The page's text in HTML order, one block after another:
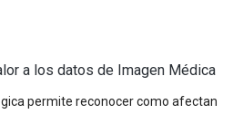
a los datos de Imagen Médica
permite reconocer como afectan